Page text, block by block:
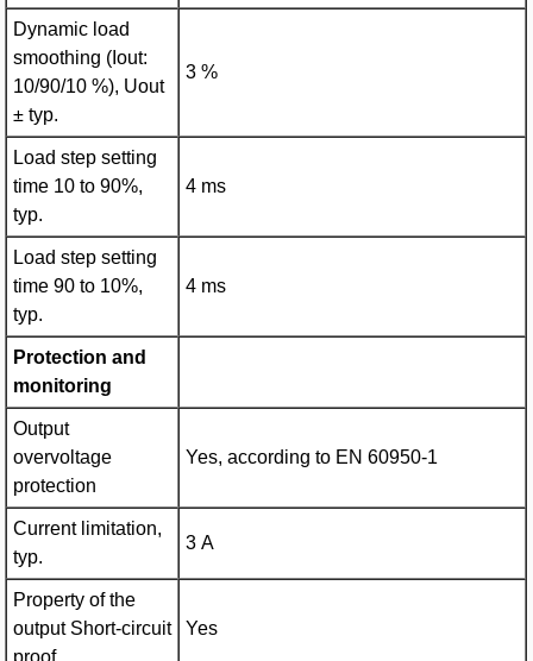
Dynamic load
smoothing (Iout:
10/90/10 %), Uout
± typ.
3 %
Load step setting
time 10 to 90%,
typ.
4 ms
Load step setting
time 90 to 10%,
typ.
4 ms
Protection and
monitoring
Output
overvoltage
protection
Yes, according to EN 60950-1
Current limitation,
typ.
3 A
Property of the
output Short-circuit
proof
Yes